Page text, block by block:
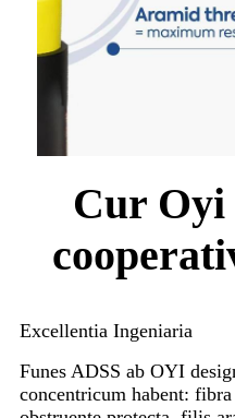
Cur Oyi
Excellentia Ingeniaria
Funes ADSS ab OYI
concentricum habent: